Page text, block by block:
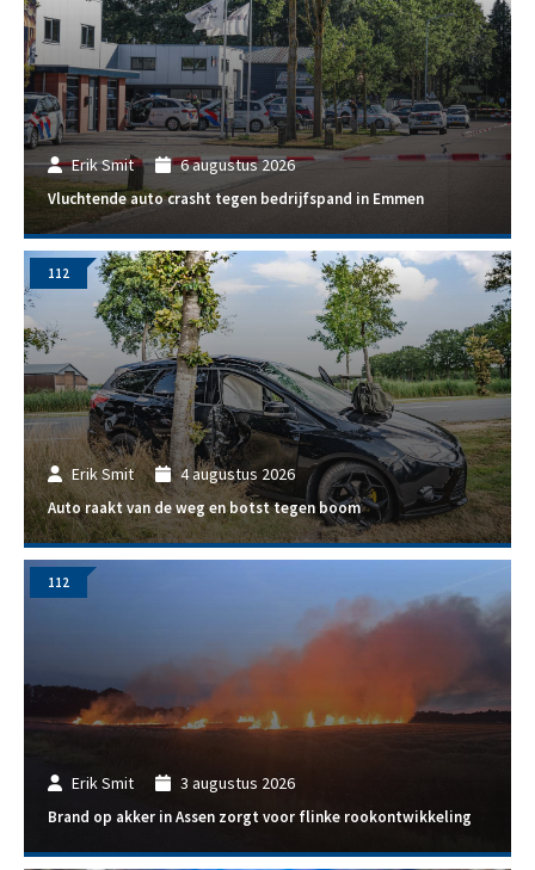
Erik Smit 6 augustus 2026
Vluchtende auto crasht tegen bedrijfspand in Emmen
Erik Smit 4 augustus 2026
Auto raakt van de weg en botst tegen boom
112
Erik Smit 3 augustus 2026
Brand op akker in Assen zorgt voor flinke rookontwikkeling
112